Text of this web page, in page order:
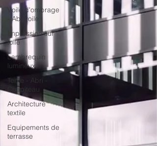
Voile d'ombrage
- Abrivoile
Impression sur
toile
Lambrequin
lumineux
Tente - Abri -
Chapiteau
Architecture
textile
Equipements de
terrasse